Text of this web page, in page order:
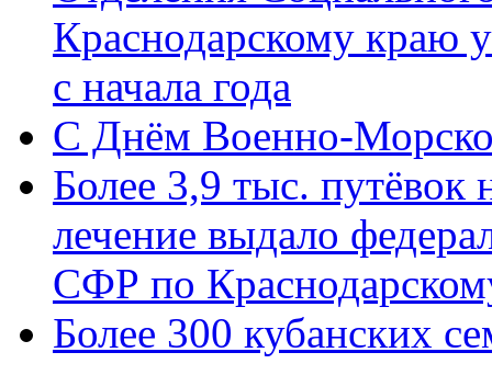
Краснодарскому краю
с начала года
C Днём Военно-
Более 3,9 тыс. путёвок
лечение выдало
СФР по
Более 300 кубанских